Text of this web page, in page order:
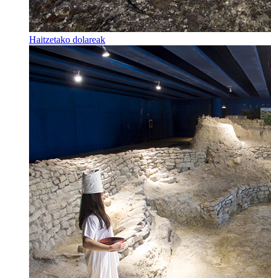
Haitzetako dolareak